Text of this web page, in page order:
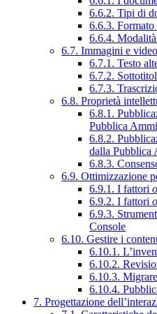
6.6.2. Tipi di
6.6.3.
6.6.4.
6.7. Immagini e video
6.7.1. Testo
6.7.2.
6.7.3.
6.8. Proprietà
6.8.1.
Pubblica
6.8.2.
dalla Pubblica
6.8.3.
6.9. Ottimizzazione
6.9.1. I fattori
6.9.2. I fattori
6.9.3.
Console
6.10. Gestire i
6.10.1.
6.10.2.
6.10.3.
6.10.4.
7. Progettazione